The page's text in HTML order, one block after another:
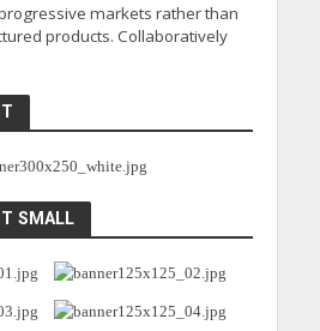
markets rather than
products. Collaboratively
SMALL